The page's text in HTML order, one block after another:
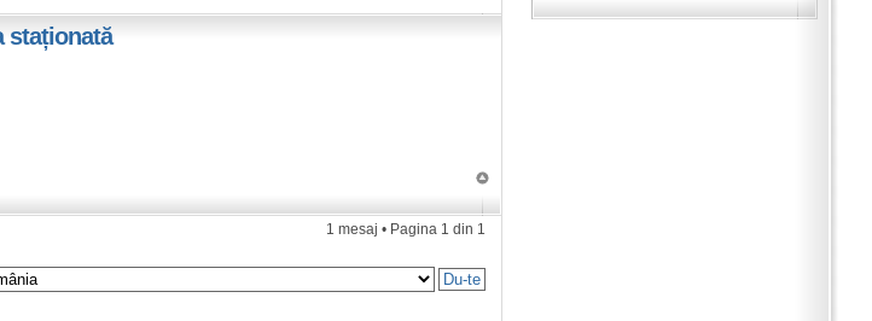
staționată
1 mesaj • Pagina 1 din 1